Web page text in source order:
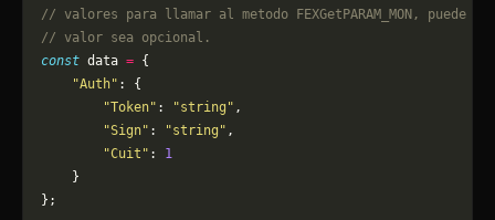
// valores para llamar al metodo FEXGetPARAM_MON, puede
// valor sea opcional.
const data = {
    "Auth"
: {
        "Token"
: "string" ,
        "Sign"
: "string" ,
        "Cuit"
: 1
    }
};